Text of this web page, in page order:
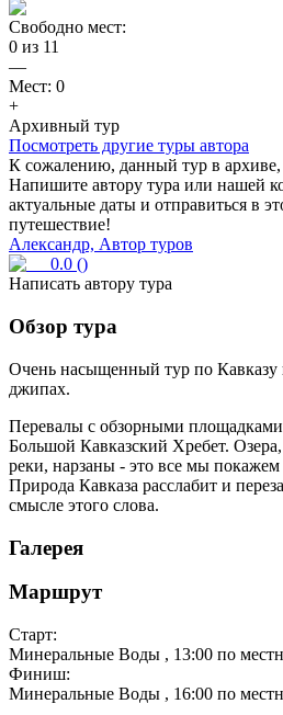
Свободно мест:
0 из 11
—
Мест: 0
+
Архивный тур
Посмотреть другие туры автора
К сожалению, данный тур в
Напишите автору тура или нашей
актуальные даты и отправиться в
путешествие!
Александр, Автор туров
0.0 ()
Написать автору тура
Обзор тура
Очень насыщенный тур по Кавказу
джипах.
Перевалы с обзорными
Большой Кавказский Хребет.
реки, нарзаны - это все мы покажем
Природа Кавказа расслабит и
смысле этого слова.
Галерея
Маршрут
Старт:
Минеральные Воды , 13:00 по
Финиш:
Минеральные Воды , 16:00 по